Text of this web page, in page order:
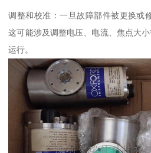
调整和校准：一旦故障部件被更换或
这可能涉及调整电压、电流、焦点大
运行。